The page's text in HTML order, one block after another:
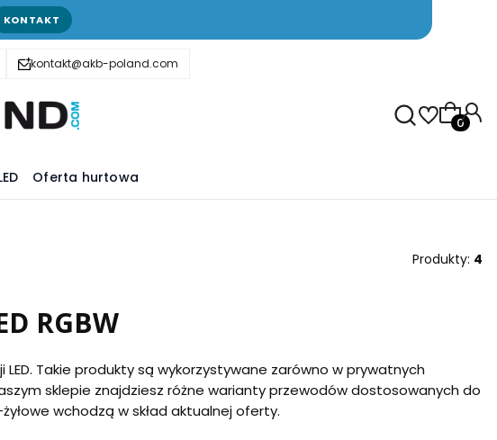
KONTAKT
kontakt@akb-poland.com
Oferta hurtowa
Produkty: 4
RGBW
Takie produkty są wykorzystywane zarówno w prywatnych
sklepie znajdziesz różne warianty przewodów dostosowanych do
wchodzą w skład aktualnej oferty.